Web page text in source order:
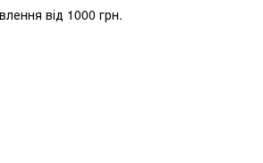
від 1000 грн.